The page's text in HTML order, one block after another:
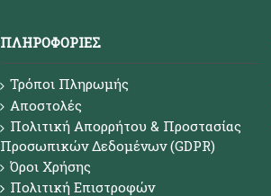
ΠΛΗΡΟΦΟΡΊΕΣ
Τρόποι Πληρωμής
Αποστολές
Πολιτική Απορρήτου & Προστασίας
Προσωπικών Δεδομένων (GDPR)
Όροι Χρήσης
Πολιτική Επιστροφών